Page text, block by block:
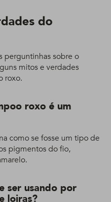
do
perguntinhas sobre o
mitos e verdades
roxo.
roxo é um
como se fosse um tipo de
pigmentos do fio,
ser usando por
loiras?